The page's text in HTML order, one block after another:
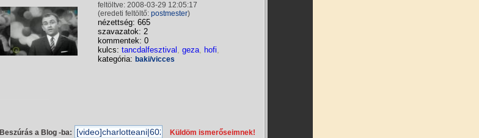
feltöltve: 2008-03-29 12:05:17
(eredeti feltöltő: postmester)
nézettség: 665
szavazatok: 2
kommentek: 0
kulcs: tancdalfesztival , geza, hofi,
kategória: baki/vicces
Beszúrás a Blog -ba: Küldöm ismerőseimnek!